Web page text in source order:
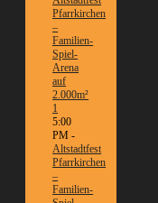
Pfarrkirchen
–
Familien-
Spiel-
Arena
auf
2.000m²
1
5:00
PM -
Altstadtfest
Pfarrkirchen
–
Familien-